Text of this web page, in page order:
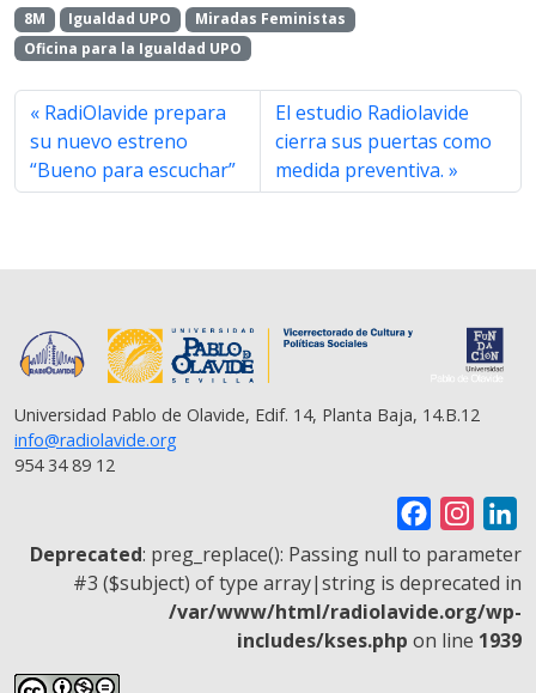
c
e
b
o
o
k
i
t
t
e
r
a
t
s
A
p
p
l
e
g
r
a
m
a
i
l
p
y
L
i
n
a
r
e
8M Igualdad UPO
Miradas Feministas
Oficina para la Igualdad UPO
RadiOlavide prepara
su nuevo estreno
“Bueno para escuchar”
El estudio Radiolavide
cierra sus puertas como
medida preventiva.
Universidad Pablo de Olavide, Edif. 14, Planta Baja, 14.B.12
info@radiolavide.org
954 34 89 12
a
c
e
b
n
s
t
a
i
n
k
e
Deprecated: preg_replace(): Passing null to parameter
#3 ($subject) of type array|string is deprecated in
/var/www/html/radiolavide.org/wp-
includes/kses.php on line 1939